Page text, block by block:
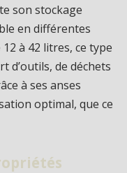
son stockage
en différentes
à 42 litres, ce type
d’outils, de déchets
à ses anses
optimal, que ce